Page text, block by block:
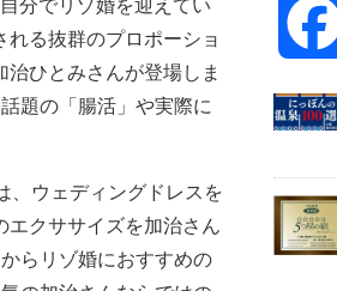
分でリゾ婚を迎えてい
る抜群のプロポーショ
ひとみさんが登場しま
題の「腸活」や実際に
、ウェディングドレスを
エクササイズを加治さん
らリゾ婚におすすめの